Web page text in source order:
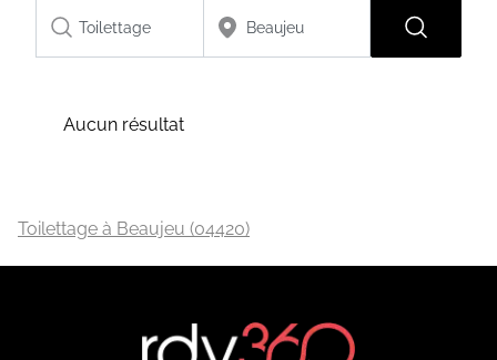
Aucun résultat
Toilettage à Beaujeu (04420)